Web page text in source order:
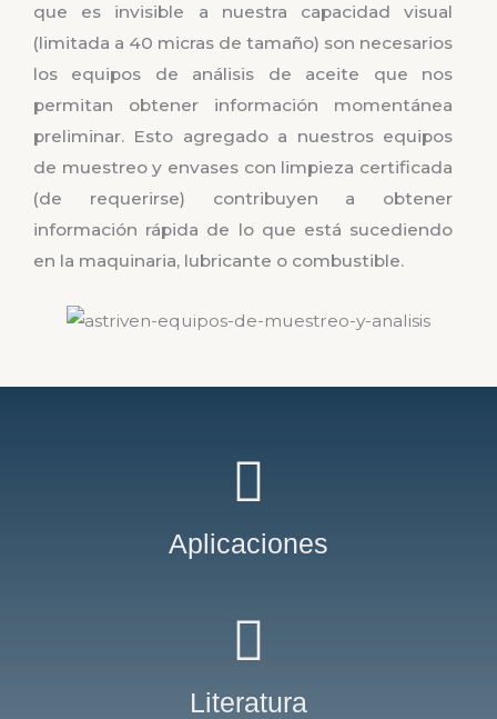
que es invisible a nuestra capacidad visual
(limitada a 40 micras de tamaño) son necesarios
los equipos de análisis de aceite que nos
permitan obtener información momentánea
preliminar. Esto agregado a nuestros equipos
de muestreo y envases con limpieza certificada
(de requerirse) contribuyen a obtener
información rápida de lo que está sucediendo
en la maquinaria, lubricante o combustible.
Aplicaciones
Literatura